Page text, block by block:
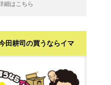
細はこちら
田耕司の買うならイマ
通販してみた！】』